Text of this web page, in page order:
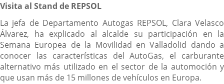
Visita al Stand de REPSOL
La jefa de Departamento Autogas REPSOL, Clara Velasco
Álvarez, ha explicado al alcalde su participación en la
Semana Europea de la Movilidad en Valladolid dando a
conocer las características del AutoGas, el carburante
alternativo más utilizado en el sector de la automoción y
que usan más de 15 millones de vehículos en Europa.